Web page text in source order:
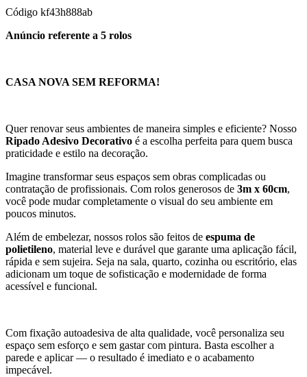
Código kf43h888ab
Anúncio referente a 5 rolos
CASA NOVA SEM REFORMA!
Quer renovar seus ambientes de maneira simples e eficiente? Nosso
Ripado Adesivo Decorativo é a escolha perfeita para quem busca
praticidade e estilo na decoração.
Imagine transformar seus espaços sem obras complicadas ou
contratação de profissionais. Com rolos generosos de 3m x 60cm,
você pode mudar completamente o visual do seu ambiente em
poucos minutos.
Além de embelezar, nossos rolos são feitos de espuma de
polietileno, material leve e durável que garante uma aplicação fácil,
rápida e sem sujeira. Seja na sala, quarto, cozinha ou escritório, elas
adicionam um toque de sofisticação e modernidade de forma
acessível e funcional.
Com fixação autoadesiva de alta qualidade, você personaliza seu
espaço sem esforço e sem gastar com pintura. Basta escolher a
parede e aplicar — o resultado é imediato e o acabamento
impecável.